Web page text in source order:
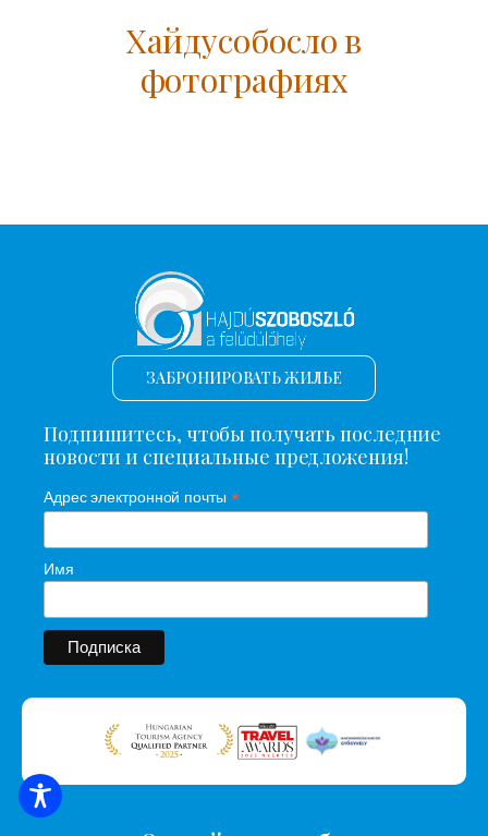
Хайдусобосло в
фотографиях
ЗАБРОНИРОВАТЬ ЖИЛЬЕ
Подпишитесь, чтобы получать последние
новости и специальные предложения!
Адрес электронной почты *
Имя